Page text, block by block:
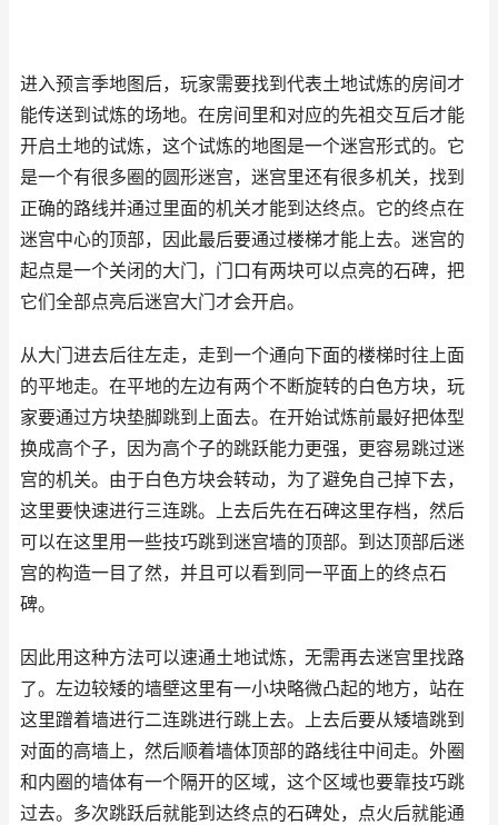
进入预言季地图后，玩家需要找到代表土地试炼的房间才
能传送到试炼的场地。在房间里和对应的先祖交互后才能
开启土地的试炼，这个试炼的地图是一个迷宫形式的。它
是一个有很多圈的圆形迷宫，迷宫里还有很多机关，找到
正确的路线并通过里面的机关才能到达终点。它的终点在
迷宫中心的顶部，因此最后要通过楼梯才能上去。迷宫的
起点是一个关闭的大门，门口有两块可以点亮的石碑，把
它们全部点亮后迷宫大门才会开启。
从大门进去后往左走，走到一个通向下面的楼梯时往上面
的平地走。在平地的左边有两个不断旋转的白色方块，玩
家要通过方块垫脚跳到上面去。在开始试炼前最好把体型
换成高个子，因为高个子的跳跃能力更强，更容易跳过迷
宫的机关。由于白色方块会转动，为了避免自己掉下去，
这里要快速进行三连跳。上去后先在石碑这里存档，然后
可以在这里用一些技巧跳到迷宫墙的顶部。到达顶部后迷
宫的构造一目了然，并且可以看到同一平面上的终点石
碑。
因此用这种方法可以速通土地试炼，无需再去迷宫里找路
了。左边较矮的墙壁这里有一小块略微凸起的地方，站在
这里蹭着墙进行二连跳进行跳上去。上去后要从矮墙跳到
对面的高墙上，然后顺着墙体顶部的路线往中间走。外圈
和内圈的墙体有一个隔开的区域，这个区域也要靠技巧跳
过去。多次跳跃后就能到达终点的石碑处，点火后就能通